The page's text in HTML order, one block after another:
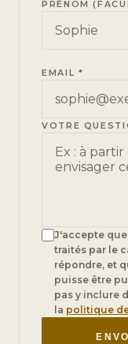
PRÉNOM
EMAIL *
VOTRE
J'accepte
traités par le
répondre, et
puisse être
pas y inclure
la politique